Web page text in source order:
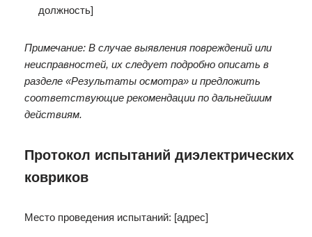
должность]
Примечание: В случае выявления повреждений или
неисправностей, их следует подробно описать в
разделе «Результаты осмотра» и предложить
соответствующие рекомендации по дальнейшим
действиям.
Протокол испытаний диэлектрических
ковриков
Место проведения испытаний: [адрес]